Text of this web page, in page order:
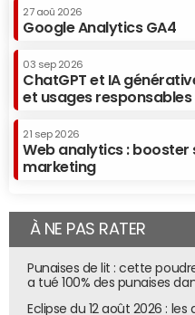
27 aoû 2026
Google Analytics GA4
03 sep 2026
ChatGPT et IA
et usages responsables
21 sep 2026
Web analytics :
marketing
À NE PAS RATER
Punaises de lit : cette
a tué 100% des punaises
Eclipse du 12 août 2026 :